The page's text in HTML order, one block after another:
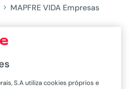
5 MAPFRE VIDA Empresas
S.A utiliza cookies próprios e